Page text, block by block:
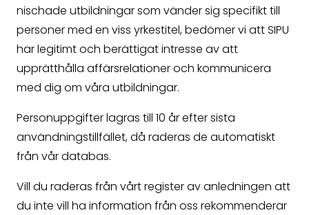
nischade utbildningar som vänder sig specifikt till
personer med en viss yrkestitel, bedömer vi att SIPU
har legitimt och berättigat intresse av att
upprätthålla affärsrelationer och kommunicera
med dig om våra utbildningar.
Personuppgifter lagras till 10 år efter sista
användningstillfället, då raderas de automatiskt
från vår databas.
Vill du raderas från vårt register av anledningen att
du inte vill ha information från oss rekommenderar